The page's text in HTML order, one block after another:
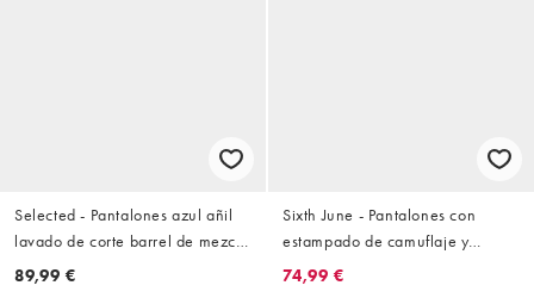
Selected - Pantalones azul añil
lavado de corte barrel de mezcla
de lino
89,99 €
Sixth June - Pantalones con
estampado de camuflaje y
cachemir
74,99 €